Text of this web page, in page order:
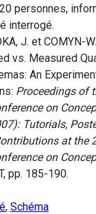
personnes,
interrogé.
J. et COMYN-
vs. Measured
An
Proceedings of
on
Tutorials,
at the
on
pp. 185-190.
, Schéma